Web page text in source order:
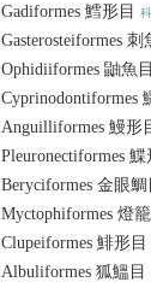
Gadiformes 鱈形目
Gasterosteiformes 刺
Ophidiiformes 鼬魚目
Cyprinodontiformes
Anguilliformes 鰻形
Pleuronectiformes 鰈
Beryciformes 金眼鯛
Myctophiformes 燈
Clupeiformes 鯡形目
Albuliformes 狐鰮目